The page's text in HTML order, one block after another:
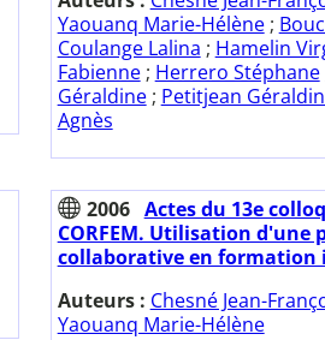
Yaouanq Marie-Hélène;
Coulange Lalina ; Hamelin
Fabienne; Herrero Stéphane
Géraldine; Petitjean
Agnès
2006 Actes du 13e
CORFEM. Utilisation d'une
collaborative en formation
Auteurs : Chesné Jean-
Yaouanq Marie-Hélène